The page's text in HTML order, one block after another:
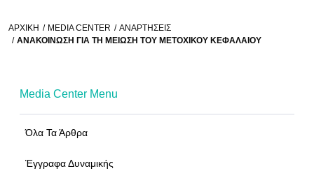
ΑΡΧΙΚΉ MEDIA CENTER
ΑΝΑΡΤΉΣΕΙΣ
ΑΝΑΚΟΊΝΩΣΗ ΓΙΑ ΤΗ ΜΕΊΩΣΗ ΤΟΥ ΜΕΤΟΧΙΚΟΎ ΚΕΦΑΛΑΊΟΥ
Media Center Menu
Όλα Τα Άρθρα
Έγγραφα Δυναμικής